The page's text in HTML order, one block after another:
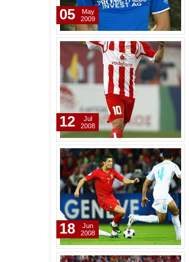
05
May
2009
12
Jul
2008
18
Jun
2008